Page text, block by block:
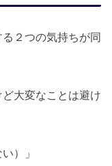
２つの気持ちが同
ど大変なことは避け
）」